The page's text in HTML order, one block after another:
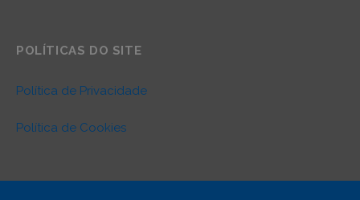
POLÍTICAS DO SITE
Política de Privacidade
Política de Cookies